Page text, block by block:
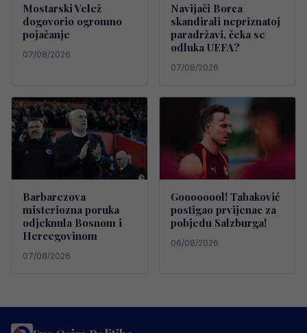
Mostarski Velež
dogovorio ogromno
pojačanje
07/08/2026
Navijači Borca
skandirali nepriznatoj
paradržavi, čeka se
odluka UEFA?
07/08/2026
Barbarezova
misteriozna poruka
odjeknula Bosnom i
Hercegovinom
07/08/2026
Goooooool! Tabaković
postigao prvijenac za
pobjedu Salzburga!
06/08/2026